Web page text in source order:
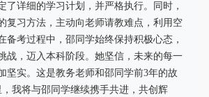
了详细的学习计划，并严格执行。同时，
复习方法，主动向老师请教难点，利用空
备考过程中，邵同学始终保持积极心态，
战，迈入本科阶段。她坚信，未来的每一
坚实。这是教务老师和邵同学前3年的故
我将与邵同学继续携手共进，共创辉